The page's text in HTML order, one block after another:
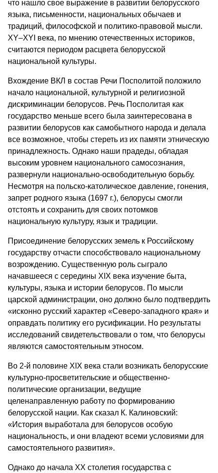
что нашло свое выражение в развитии белорусского
языка, письменности, национальных обычаев и
традиций, философской и политико-правовой мысли.
XY–XYI века, по мнению отечественных историков,
считаются периодом расцвета белорусской
национальной культуры.
Вхождение ВКЛ в состав Речи Посполитой положило
начало национальной, культурной и религиозной
дискриминации белорусов. Речь Посполитая как
государство меньше всего была заинтересована в
развитии белорусов как самобытного народа и делала
все возможное, чтобы стереть из их памяти этническую
принадлежность. Однако наши прадеды, обладая
высоким уровнем национального самосознания,
развернули национально-освободительную борьбу.
Несмотря на польско-католическое давление, гонения,
запрет родного языка (1697 г.), белорусы смогли
отстоять и сохранить для своих потомков
национальную культуру, язык и традиции.
Присоединение белорусских земель к Российскому
государству отчасти способствовало национальному
возрождению. Существенную роль сыграло
начавшееся с середины XIX века изучение быта,
культуры, языка и истории белорусов. По мысли
царской администрации, оно должно было подтвердить
«исконно русский характер «Северо-западного края» и
оправдать политику его русификации. Но результаты
исследований свидетельствовали о том, что белорусы
являются самостоятельным этносом.
Во 2-й половине XIX века стали возникать белорусские
культурно-просветительские и общественно-
политические организации, ведущие
целенаправленную работу по формированию
белорусской нации. Как сказал К. Калиновский:
«История выработала для белорусов особую
национальность, и они владеют всеми условиями для
самостоятельного развития».
Однако до начала ХХ столетия государства с